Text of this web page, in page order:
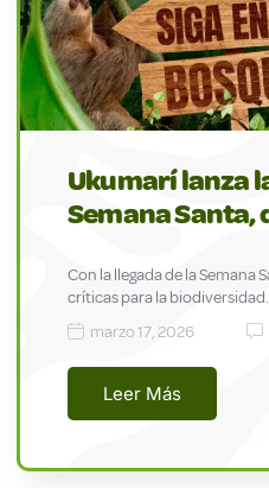
Ukumarí lanza
Semana Santa,
Con la llegada de la Semana
críticas para la
marzo 17, 2026
Leer Más